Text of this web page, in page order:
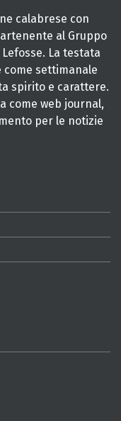
calabrese con
al Gruppo
La testata
come settimanale
spirito e carattere.
come web journal,
per le notizie